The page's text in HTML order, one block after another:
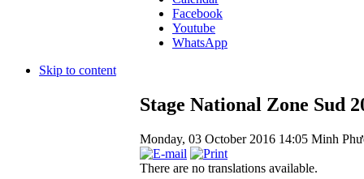
Facebook
Youtube
WhatsApp
Skip to content
Stage National Zone Sud
Monday, 03 October 2016 14:05 Minh
There are no translations available.